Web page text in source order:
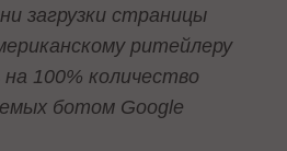
загрузки страницы
ритейлеру
на 100% количество
ботом Google